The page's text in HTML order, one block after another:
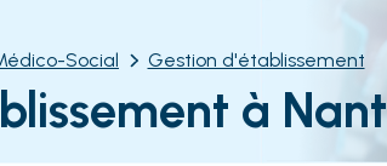
Social Gestion d'établissement
à